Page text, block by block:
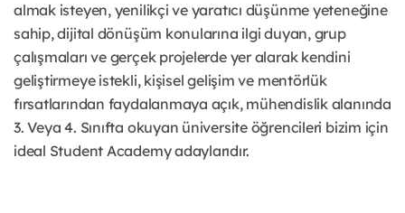
almak isteyen, yenilikçi ve yaratıcı düşünme yeteneğine
sahip, dijital dönüşüm konularına ilgi duyan, grup
çalışmaları ve gerçek projelerde yer alarak kendini
geliştirmeye istekli, kişisel gelişim ve mentörlük
fırsatlarından faydalanmaya açık, mühendislik alanında
3. Veya 4. Sınıfta okuyan üniversite öğrencileri bizim için
ideal Student Academy adaylarıdır.